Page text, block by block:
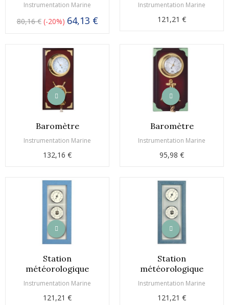
Instrumentation Marine
80,16 € -20% 64,13 €
Instrumentation Marine
121,21 €
Baromètre
Instrumentation Marine
132,16 €
Baromètre
Instrumentation Marine
95,98 €
Station
météorologique
Instrumentation Marine
121,21 €
Station
météorologique
Instrumentation Marine
121,21 €